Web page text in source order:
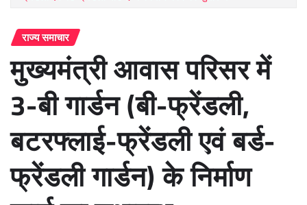
राज्य समाचार
मुख्यमंत्री आवास परिसर में
3-बी गार्डन (बी-फ्रेंडली,
बटरफ्लाई-फ्रेंडली एवं बर्ड-
फ्रेंडली गार्डन) के निर्माण